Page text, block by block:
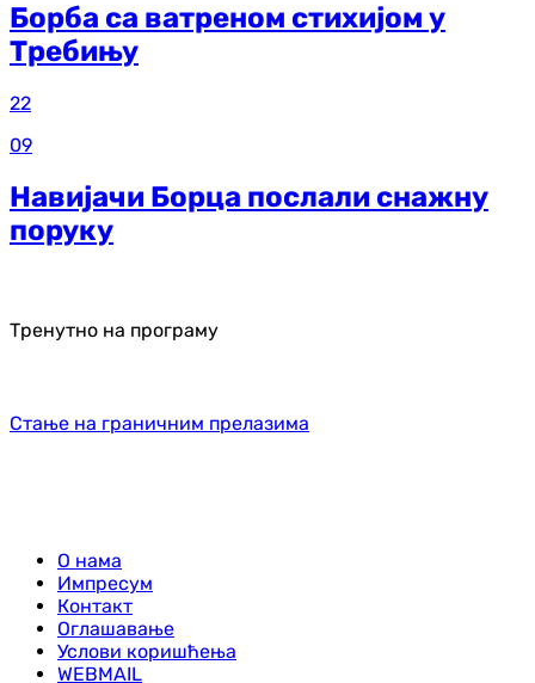
Борба са ватреном стихијом у
Требињу
22
09
Навијачи Борца послали снажну
поруку
Тренутно на програму
Стање на граничним прелазима
О нама
Импресум
Контакт
Оглашавање
Услови коришћења
WEBMAIL